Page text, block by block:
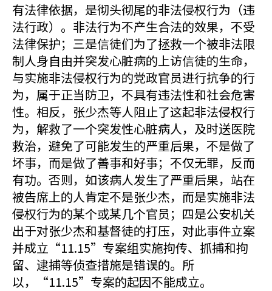
有法律依据，是彻头彻尾的非法侵权行为（违
法行政）。非法行为不产生合法的效果，不受
法律保护；三是信徒们为了拯救一个被非法限
制人身自由并突发心脏病的上访信徒的生命，
与实施非法侵权行为的党政官员进行抗争的行
为，属于正当防卫，不具有违法性和社会危害
性。相反，张少杰等人阻止了这起非法侵权行
为，解救了一个突发性心脏病人，及时送医院
救治，避免了可能发生的严重后果，不是做了
坏事，而是做了善事和好事；不仅无罪，反而
有功。否则，如该病人发生了严重后果，站在
被告席上的人肯定不是张少杰，而是实施非法
侵权行为的某个或某几个官员；四是公安机关
出于对张少杰和基督徒的打压，对此事件立案
并成立“11.15”专案组实施拘传、抓捕和拘
留、逮捕等侦查措施是错误的。所
以，“11.15”专案的起因不能成立。